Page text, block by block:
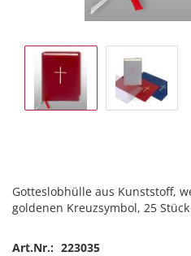
Gotteslobhülle aus Kunststoff,
goldenen Kreuzsymbol, 25
Art.Nr.: 223035